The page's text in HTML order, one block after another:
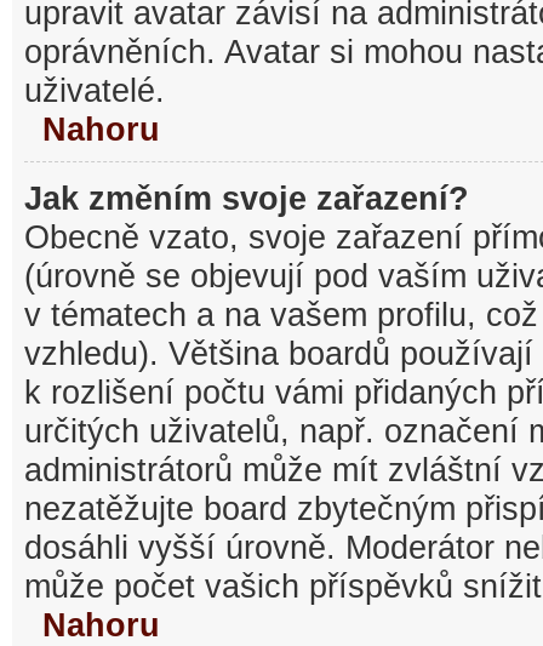
upravit avatar závisí na
oprávněních. Avatar si mohou
uživatelé.
Nahoru
Jak změním svoje zařazení?
Obecně vzato, svoje zařazení
(úrovně se objevují pod vaším
v tématech a na vašem profilu,
vzhledu). Většina boardů
k rozlišení počtu vámi přidaných
určitých uživatelů, např. označení
administrátorů může mít zvláštní
nezatěžujte board zbytečným
dosáhli vyšší úrovně. Moderátor
může počet vašich příspěvků
Nahoru